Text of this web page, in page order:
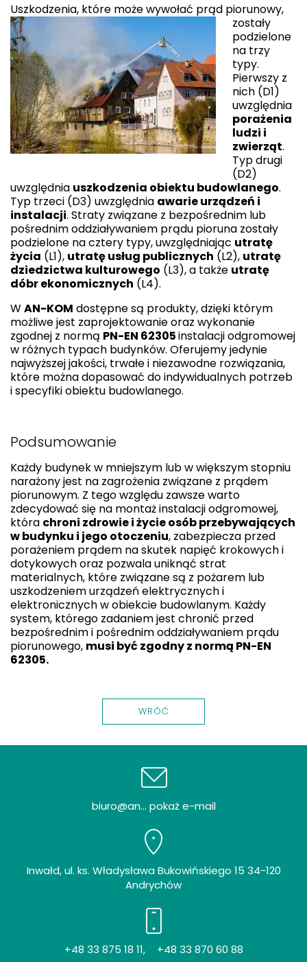
Uszkodzenia, które może wywołać prąd piorunowy,
zostały
podzielone
na trzy
typy.
Pierwszy z
nich (D1)
uwzględnia
porażenia
ludzi i
zwierząt.
Typ drugi
(D2)
uwzględnia uszkodzenia obiektu budowlanego.
Typ trzeci (D3) uwzględnia awarie urządzeń i
instalacji. Straty związane z bezpośrednim lub
pośrednim oddziaływaniem prądu pioruna zostały
podzielone na cztery typy, uwzględniając utratę
życia (L1), utratę usług publicznych (L2), utratę
dziedzictwa kulturowego (L3), a także utratę
dóbr ekonomicznych (L4).
WAN-KOM dostępne są produkty, dzięki którym
możliwe jest zaprojektowanie oraz wykonanie
zgodnej z normą PN-EN 62305instalacji odgromowej
w różnych typach budynków. Oferujemy jedynie
najwyższej jakości, trwałe i niezawodne rozwiązania,
które można dopasować do indywidualnych potrzeb
i specyfiki obiektu budowlanego.
Podsumowanie
Każdy budynek w mniejszym lub w większym stopniu
narażony jest na zagrożenia związane z prądem
piorunowym. Z tego względu zawsze warto
zdecydować się na montaż instalacji odgromowej,
która chroni zdrowie i życie osób przebywających
w budynku i jego otoczeniu, zabezpiecza przed
porażeniem prądem na skutek napięć krokowych i
dotykowych oraz pozwala uniknąć strat
materialnych, które związane są z pożarem lub
uszkodzeniem urządzeń elektrycznych i
elektronicznych w obiekcie budowlanym. Każdy
system, którego zadaniem jest chronić przed
bezpośrednim i pośrednim oddziaływaniem prądu
piorunowego, musi być zgodny z normą PN-EN
62305.
WRÓĆ
biuro@an... pokaż e-mail
Inwałd, ul. ks. Władysława Bukowińskiego 15 34-120
Andrychów
+48 33 875 18 11, +48 33 870 60 88